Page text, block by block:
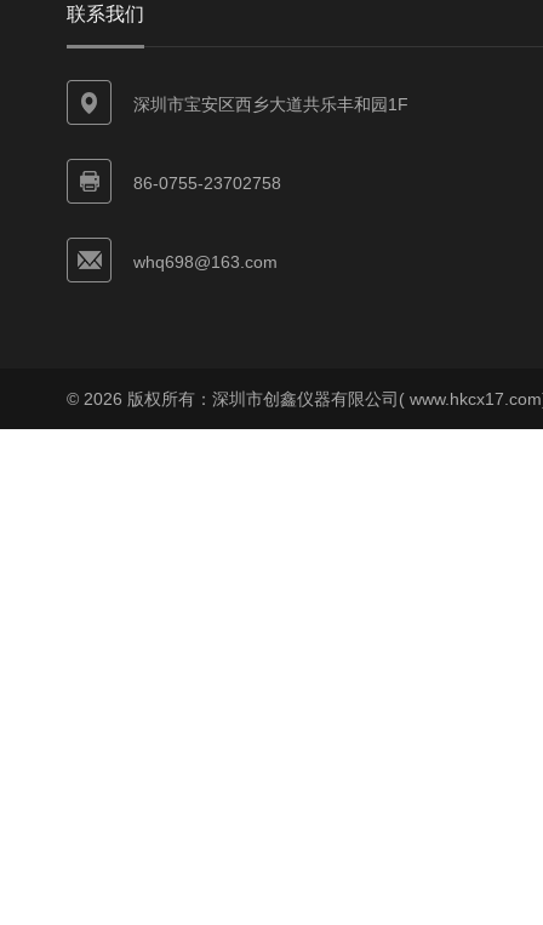
联系我们
深圳市宝安区西乡大道共乐丰和园1F
86-0755-23702758
whq698@163.com
© 2026 版权所有：深圳市创鑫仪器有限公司(